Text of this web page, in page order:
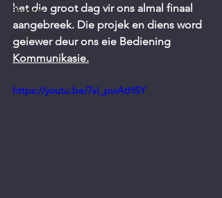
Pinkster
jeugwerker
het die groot dag vir ons almal finaal
aangebreek. Die projek en diens word
gelewer deur ons eie Bediening
Kommunikasie.
https://youtu.be/7sI_pwAtHSY